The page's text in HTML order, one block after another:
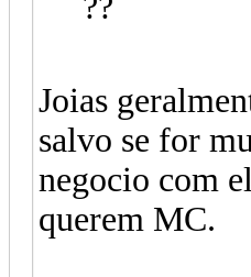
Joias
salvo se for
negocio com
querem MC.